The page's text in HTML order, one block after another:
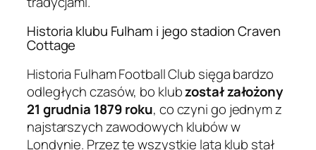
Historia klubu Fulham i jego stadion Craven
Cottage
Historia Fulham Football Club sięga bardzo
odległych czasów, bo klubzostał założony
21 grudnia 1879 roku, co czyni go jednym z
najstarszych zawodowych klubów w
Londynie. Przez te wszystkie lata klub stał